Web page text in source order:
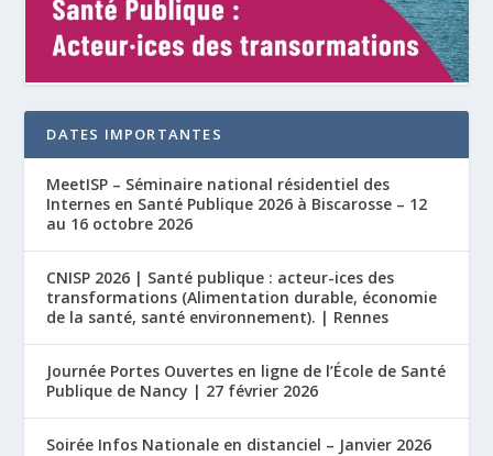
DATES IMPORTANTES
MeetISP – Séminaire national résidentiel des
Internes en Santé Publique 2026 à Biscarosse – 12
au 16 octobre 2026
CNISP 2026 | Santé publique : acteur-ices des
transformations (Alimentation durable, économie
de la santé, santé environnement). | Rennes
Journée Portes Ouvertes en ligne de l’École de Santé
Publique de Nancy | 27 février 2026
Soirée Infos Nationale en distanciel – Janvier 2026